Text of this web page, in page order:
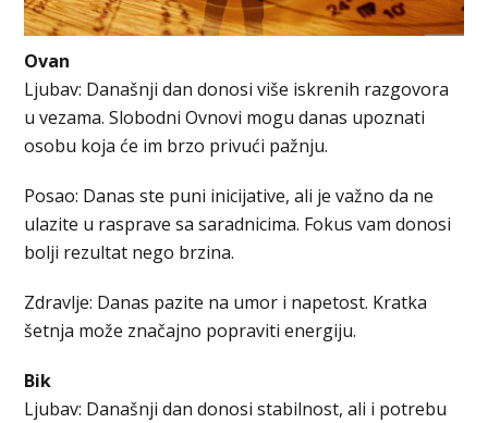
Ovan
Ljubav: Današnji dan donosi više iskrenih razgovora
u vezama. Slobodni Ovnovi mogu danas upoznati
osobu koja će im brzo privući pažnju.
Posao: Danas ste puni inicijative, ali je važno da ne
ulazite u rasprave sa saradnicima. Fokus vam donosi
bolji rezultat nego brzina.
Zdravlje: Danas pazite na umor i napetost. Kratka
šetnja može značajno popraviti energiju.
Bik
Ljubav: Današnji dan donosi stabilnost, ali i potrebu